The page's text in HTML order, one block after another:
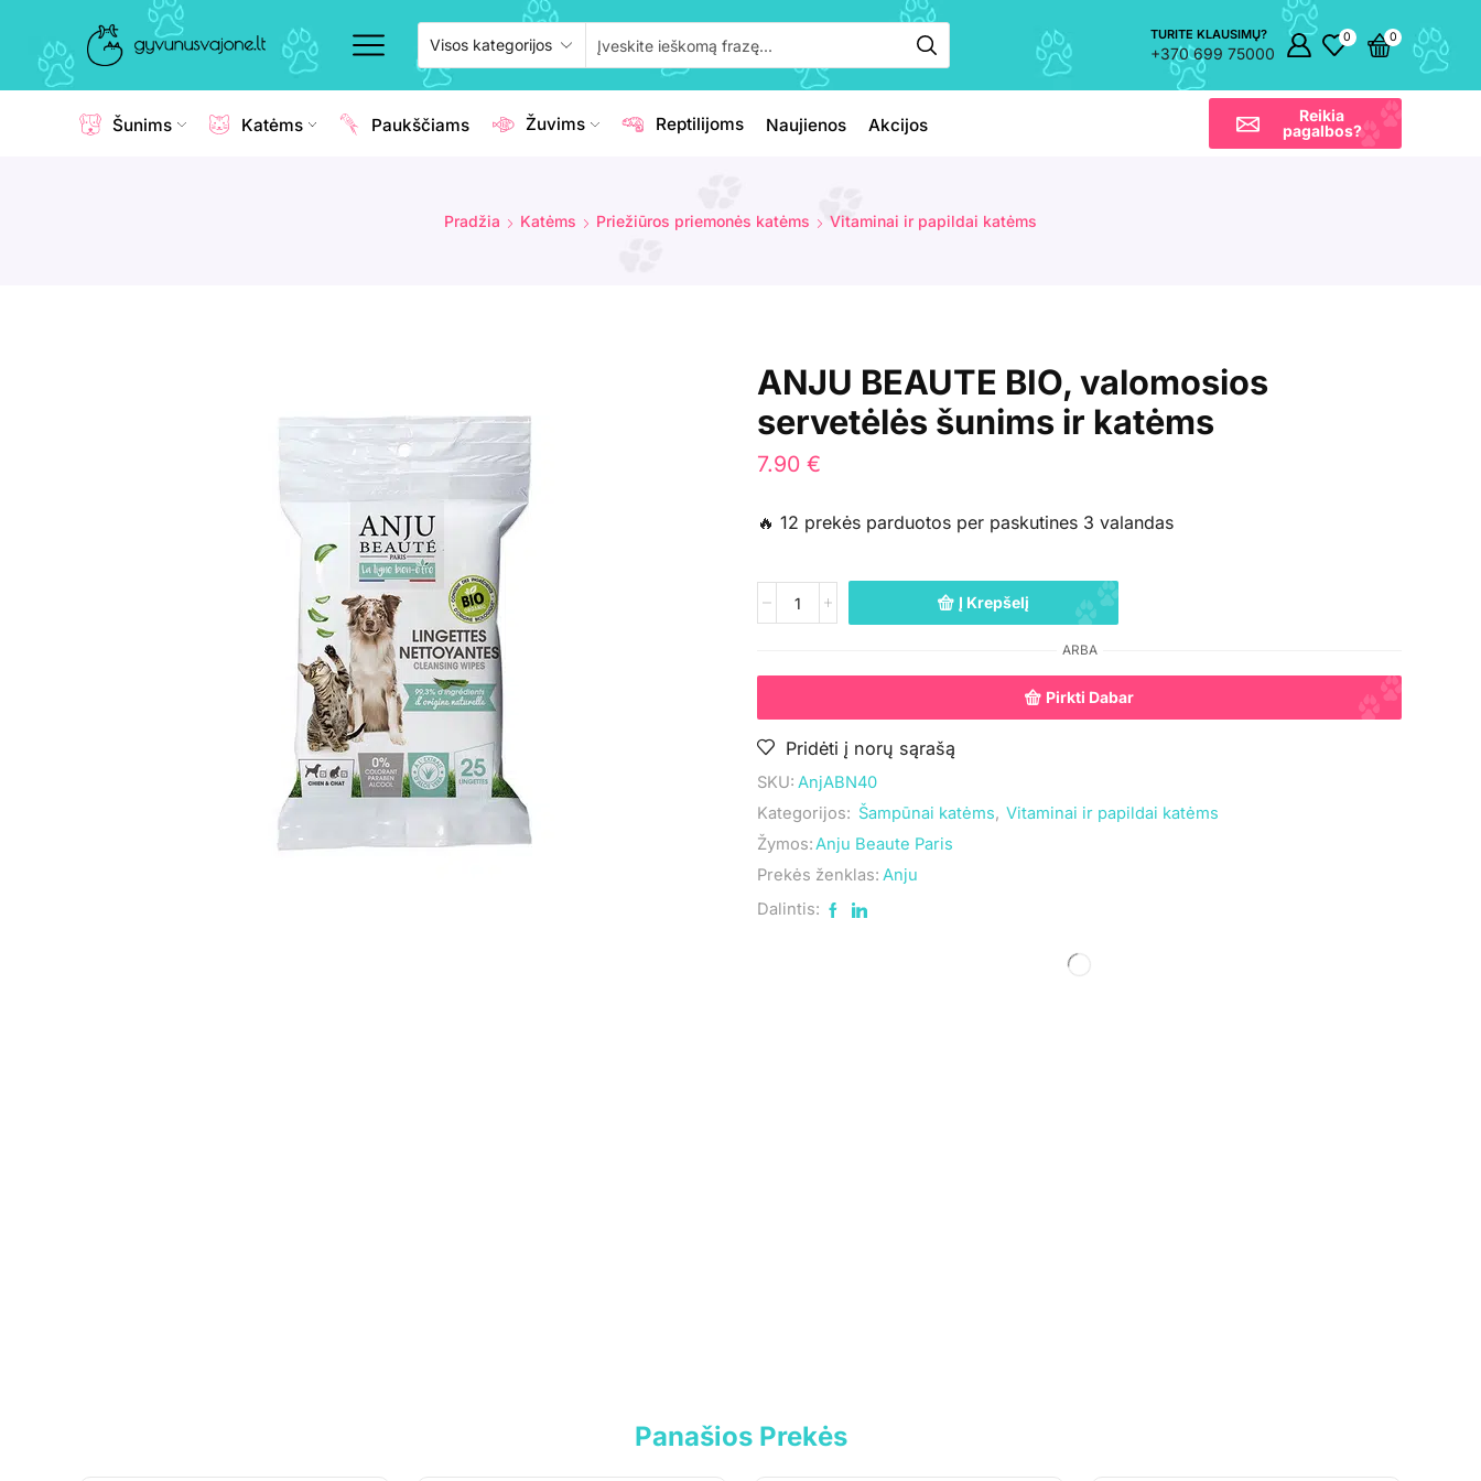
TURITE KLAUSIMŲ?
+370 699 75000
0 0
Šunims Katėms Paukščiams Žuvims Reptilijoms Naujienos Akcijos
Reikia
pagalbos?
Pradžia Katėms Priežiūros priemonės katėms Vitaminai ir papildai katėms
ANJU BEAUTE BIO, valomosios
servetėlės šunims ir katėms
7.90 €
🔥 12 prekės parduotos per paskutines 3 valandas
Į Krepšelį
ARBA
Pirkti Dabar
Pridėti į norų sąrašą
SKU: AnjABN40
Kategorijos: Šampūnai katėms, Vitaminai ir papildai katėms
Žymos:Anju Beaute Paris
Prekės ženklas: Anju
Dalintis:
Panašios Prekės